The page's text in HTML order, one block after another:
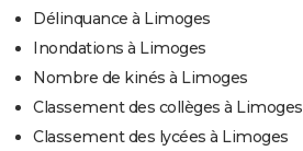
Délinquance à Limoges
Inondations à Limoges
Nombre de kinés à Limoges
Classement des collèges à Limoges
Classement des lycées à Limoges